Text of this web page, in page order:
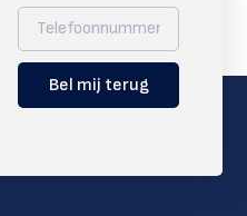
Bel mij terug